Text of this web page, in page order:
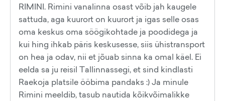
RIMINI. Rimini vanalinna osast võib jah kaugele
sattuda, aga kuurort on kuurort ja igas selle osas
oma keskus oma söögikohtade ja poodidega ja
kui hing ihkab päris keskusesse, siis ühistransport
on hea ja odav, nii et jõuab sinna ka omal käel. Ei
eelda sa ju reisil Tallinnassegi, et sind kindlasti
Raekoja platsile ööbima pandaks :) Ja minule
Rimini meeldib, tasub nautida kõikvõimalikke